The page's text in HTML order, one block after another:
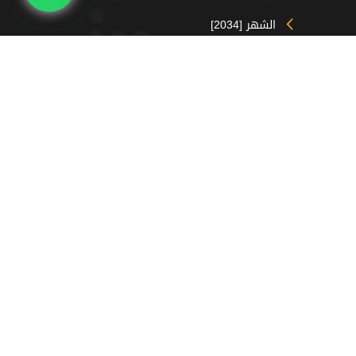
الشهر [2034]